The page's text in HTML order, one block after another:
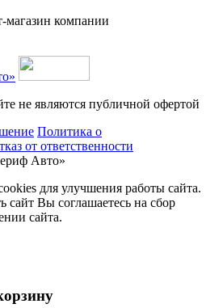
компании
не являются публичной офертой
Политика о
от ответственности
Авто»
для улучшения работы сайта.
сайт Вы соглашаетесь на сбор
сайта.